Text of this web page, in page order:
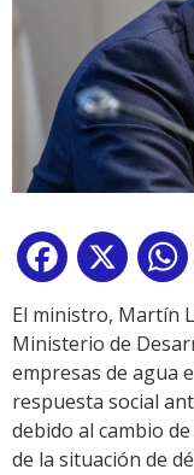
Facebook
X
El ministro, Martín
Ministerio de
empresas de agua
respuesta social
debido al cambio
de la situación de